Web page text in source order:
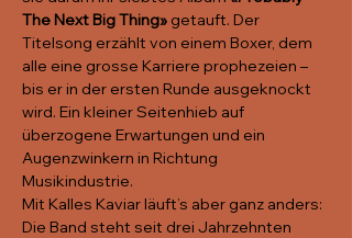
The Next Big Thing» getauft. Der
Titelsong erzählt von einem Boxer, dem
alle eine grosse Karriere prophezeien –
bis er in der ersten Runde ausgeknockt
wird. Ein kleiner Seitenhieb auf
überzogene Erwartungen und ein
Augenzwinkern in Richtung
Musikindustrie.
Mit Kalles Kaviar läuft’s aber ganz anders:
Die Band steht seit drei Jahrzehnten